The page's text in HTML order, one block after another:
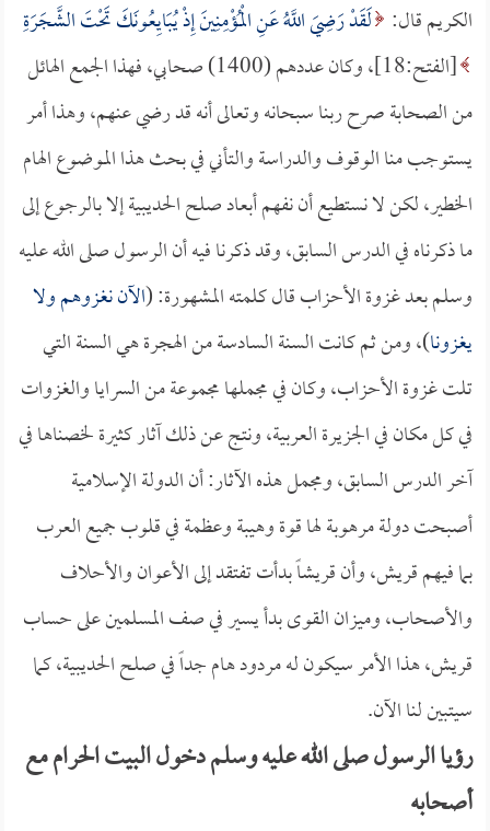
الكريم قال: لَقَدْ رَضِيَ اللَّهُ عَنِ الْمُؤْمِنِينَ إِذْ يُبَايِعُونَكَ تَحْتَ الشَّجَرَةِ
[الفتح:18]، وكان عددهم (1400) صحابي، فهذا الجمع الهائل
من الصحابة صرح ربنا سبحانه وتعالى أنه قد رضي عنهم، وهذا أمر
يستوجب منا الوقوف والدراسة والتأني في بحث هذا الموضوع الهام
الخطير، لكن لا نستطيع أن نفهم أبعاد صلح الحديبية إلا بالرجوع إلى
ما ذكرناه في الدرس السابق، وقد ذكرنا فيه أن الرسول صلى الله عليه
وسلم بعد غزوة الأحزاب قال كلمته المشهورة: (الآن نغزوهم ولا
يغزونا)، ومن ثم كانت السنة السادسة من الهجرة هي السنة التي
تلت غزوة الأحزاب، وكان في مجملها مجموعة من السرايا والغزوات
في كل مكان في الجزيرة العربية، ونتج عن ذلك آثار كثيرة لخصناها في
آخر الدرس السابق، ومجمل هذه الآثار: أن الدولة الإسلامية
أصبحت دولة مرهوبة لها قوة وهيبة وعظمة في قلوب جميع العرب
بما فيهم قريش، وأن قريشاً بدأت تفتقد إلى الأعوان والأحلاف
والأصحاب، وميزان القوى بدأ يسير في صف المسلمين على حساب
قريش، هذا الأمر سيكون له مردود هام جداً في صلح الحديبية، كما
سيتبين لنا الآن.
رؤيا الرسول صلى الله عليه وسلم دخول البيت الحرام مع
أصحابه